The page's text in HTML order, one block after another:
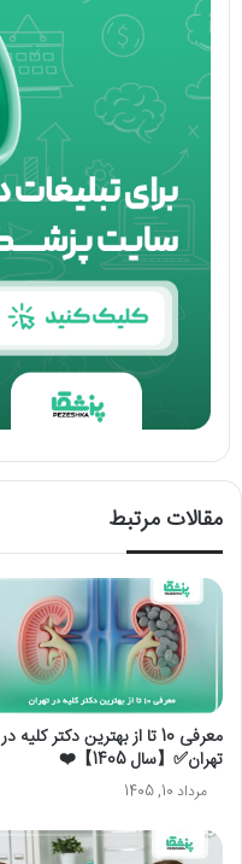
مقالات مرتبط
معرفی 10 تا از بهترین دکتر کلیه در
تهران✅【سال 1405】❤️
مرداد 10, 1405